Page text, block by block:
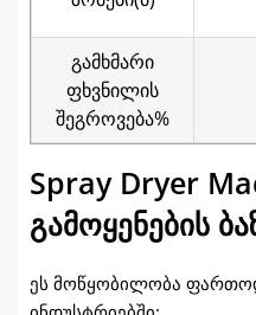
გამხმარი
ფხვნილის
შეგროვება%
Spray Dryer
გამოყენების
ეს მოწყობილობა